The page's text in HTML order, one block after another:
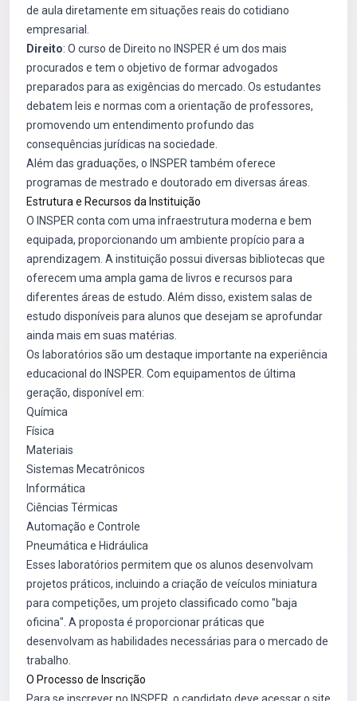
de aula diretamente em situações reais do cotidiano
empresarial.
Direito: O curso de Direito no INSPER é um dos mais
procurados e tem o objetivo de formar advogados
preparados para as exigências do mercado. Os estudantes
debatem leis e normas com a orientação de professores,
promovendo um entendimento profundo das
consequências jurídicas na sociedade.
Além das graduações, o INSPER também oferece
programas de mestrado e doutorado em diversas áreas.
Estrutura e Recursos da Instituição
O INSPER conta com uma infraestrutura moderna e bem
equipada, proporcionando um ambiente propício para a
aprendizagem. A instituição possui diversas bibliotecas que
oferecem uma ampla gama de livros e recursos para
diferentes áreas de estudo. Além disso, existem salas de
estudo disponíveis para alunos que desejam se aprofundar
ainda mais em suas matérias.
Os laboratórios são um destaque importante na experiência
educacional do INSPER. Com equipamentos de última
geração, disponível em:
Química
Física
Materiais
Sistemas Mecatrônicos
Informática
Ciências Térmicas
Automação e Controle
Pneumática e Hidráulica
Esses laboratórios permitem que os alunos desenvolvam
projetos práticos, incluindo a criação de veículos miniatura
para competições, um projeto classificado como "baja
oficina". A proposta é proporcionar práticas que
desenvolvam as habilidades necessárias para o mercado de
trabalho.
O Processo de Inscrição